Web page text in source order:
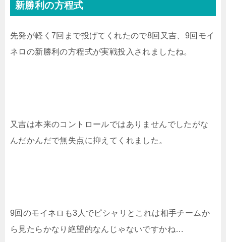
新勝利の方程式
先発が軽く7回まで投げてくれたので8回又吉、9回モイ
ネロの新勝利の方程式が実戦投入されましたね。
又吉は本来のコントロールではありませんでしたがな
んだかんだで無失点に抑えてくれました。
9回のモイネロも3人でピシャリとこれは相手チームか
ら見たらかなり絶望的なんじゃないですかね…